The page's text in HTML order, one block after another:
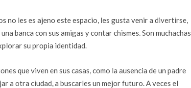
no les es ajeno este espacio, les gusta venir a divertirse,
banca con sus amigas y contar chismes. Son muchachas
su propia identidad.
que viven en sus casas, como la ausencia de un padre
a otra ciudad, a buscarles un mejor futuro. A veces el